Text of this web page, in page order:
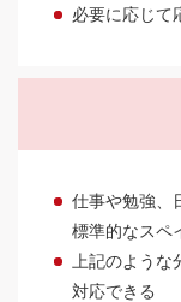
必要に応じて
仕事や勉強、
標準的なスペ
上記のよう
対応できる